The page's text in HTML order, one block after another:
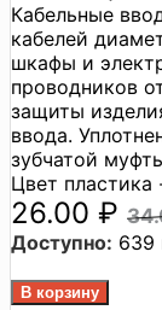
Кабельные
кабелей
шкафы и
проводников
защиты
ввода.
зубчатой
Цвет пластика
26.00 ₽
Доступно: 639